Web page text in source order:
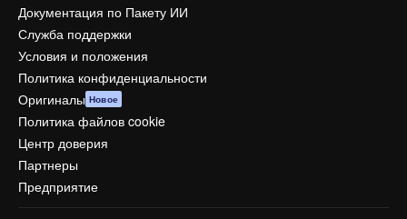
Документация по Пакету ИИ
Служба поддержки
Условия и положения
Политика конфиденциальности
Оригиналы Новое
Политика файлов cookie
Центр доверия
Партнеры
Предприятие